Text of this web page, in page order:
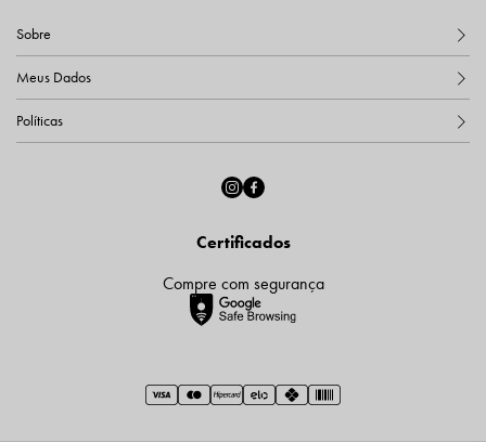
Certificados
Compre com segurança
Sobre
Meus Dados
Políticas